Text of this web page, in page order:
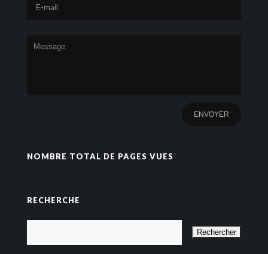
NOMBRE TOTAL DE PAGES VUES
RECHERCHE